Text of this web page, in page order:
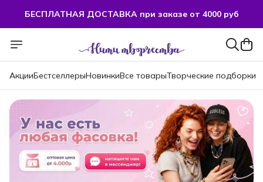
БЕСПЛАТНАЯ ДОСТАВКА при заказе от 4000 руб
АкцииБестселлерыНовинкиВсе товарыТворческие подборки